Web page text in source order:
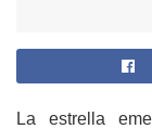
La estrella